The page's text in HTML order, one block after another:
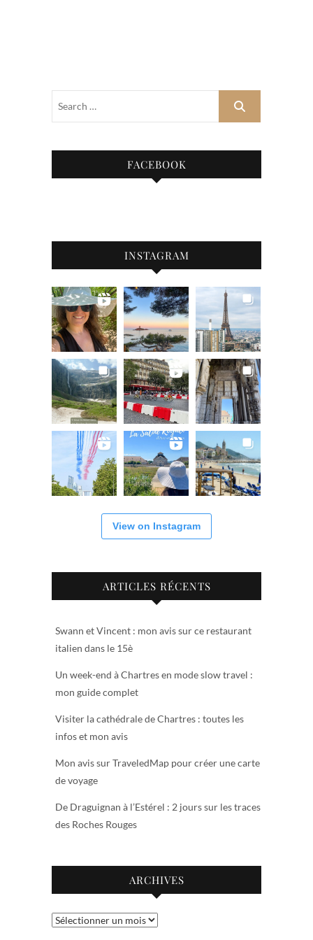
FACEBOOK
INSTAGRAM
View on Instagram
ARTICLES RÉCENTS
Swann et Vincent : mon avis sur ce restaurant
italien dans le 15è
Un week-end à Chartres en mode slow travel :
mon guide complet
Visiter la cathédrale de Chartres : toutes les
infos et mon avis
Mon avis sur TraveledMap pour créer une carte
de voyage
De Draguignan à l’Estérel : 2 jours sur les traces
des Roches Rouges
ARCHIVES
Archives